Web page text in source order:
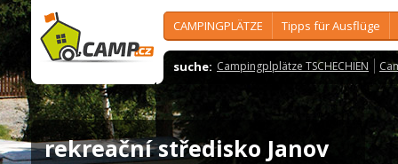
CAMPINGPLÄTZE Tipps für Ausflüge
suche: Campingplplätze TSCHECHIEN
rekreační středisko Janov